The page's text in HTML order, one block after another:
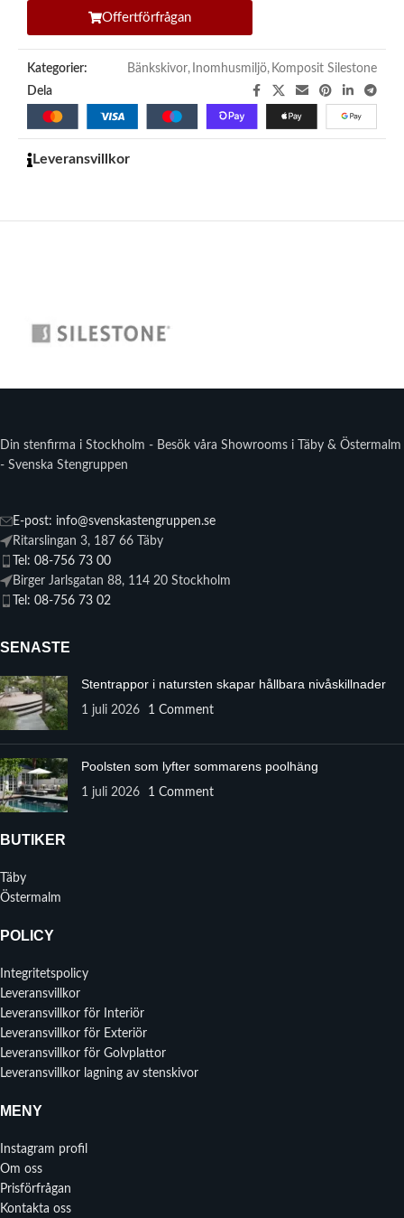
Offertförfrågan
Kategorier: Bänkskivor, Inomhusmiljö, Komposit Silestone
Dela
Leveransvillkor
Din stenfirma i Stockholm - Besök våra Showrooms i Täby & Östermalm
- Svenska Stengruppen
E-post: info@svenskastengruppen.se
Ritarslingan 3, 187 66 Täby
Tel: 08-756 73 00
Birger Jarlsgatan 88, 114 20 Stockholm
Tel: 08-756 73 02
SENASTE
Stentrappor i natursten skapar hållbara nivåskillnader
1 juli 2026 1 Comment
Poolsten som lyfter sommarens poolhäng
1 juli 2026 1 Comment
BUTIKER
Täby
Östermalm
POLICY
Integritetspolicy
Leveransvillkor
Leveransvillkor för Interiör
Leveransvillkor för Exteriör
Leveransvillkor för Golvplattor
Leveransvillkor lagning av stenskivor
MENY
Instagram profil
Om oss
Prisförfrågan
Kontakta oss